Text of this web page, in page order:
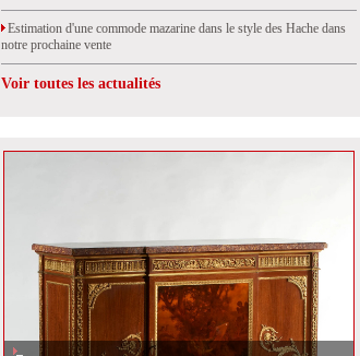
Estimation d'une commode mazarine dans le style des Hache dans
notre prochaine vente
Voir toutes les actualités